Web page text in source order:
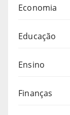
Economia
Educação
Ensino
Finanças